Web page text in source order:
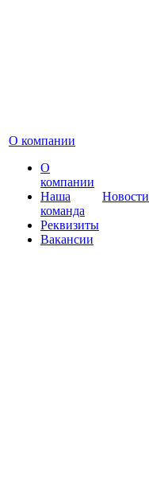
О компании
О
компании
Наша
команда
Реквизиты
Вакансии
Новости